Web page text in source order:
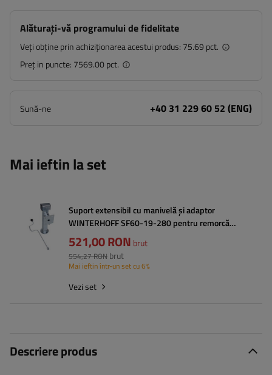
Alăturați-vă programului de fidelitate
Veți obține prin achiziționarea acestui produs: 75.69 pct.
Preț in puncte: 7569.00 pct.
Sună-ne +40 31 229 60 52 (ENG)
Mai ieftin la set
Suport extensibil cu manivelă și adaptor
WINTERHOFF SF60-19-280 pentru remorcă
platformă de 1300 kg 415-655 mm
521,00 RON brut
554,27 RON brut
Mai ieftin într-un set cu 6%
Vezi set
Descriere produs